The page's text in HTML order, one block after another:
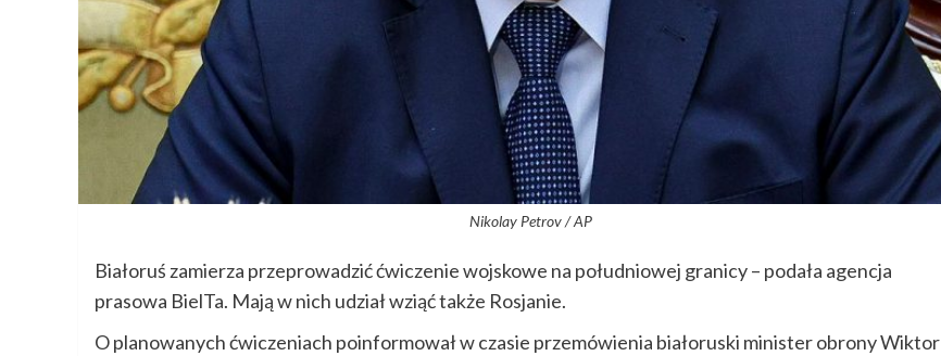
Nikolay Petrov / AP
Białoruś zamierza przeprowadzić ćwiczenie wojskowe na południowej granicy – podała agencja
prasowa BielTa. Mają w nich udział wziąć także Rosjanie.
O planowanych ćwiczeniach poinformował w czasie przemówienia białoruski minister obrony Wiktor